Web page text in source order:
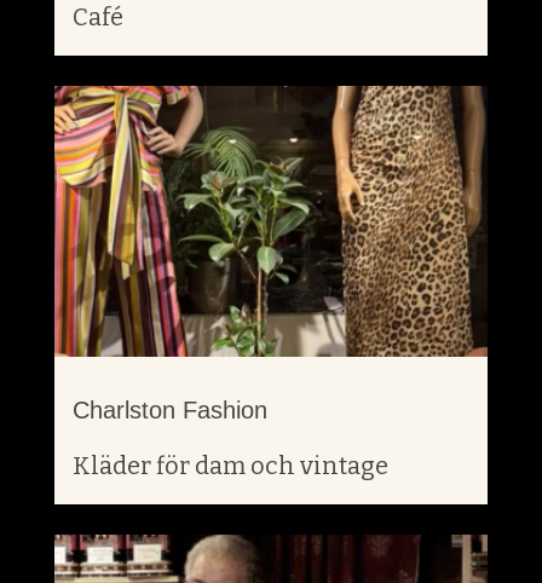
Café
Charlston Fashion
Kläder för dam och vintage